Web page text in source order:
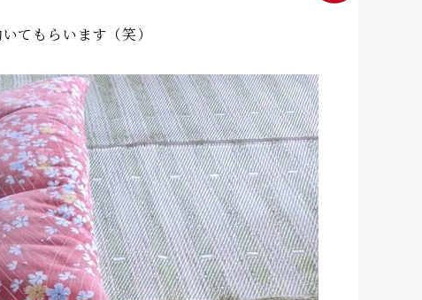
てもらいます（笑）